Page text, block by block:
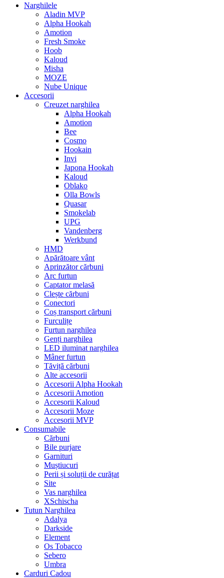
Narghilele
Aladin MVP
Alpha Hookah
Amotion
Fresh Smoke
Hoob
Kaloud
Misha
MOZE
Nube Unique
Accesorii
Creuzet narghilea
Alpha Hookah
Amotion
Bee
Cosmo
Hookain
Invi
Japona Hookah
Kaloud
Oblako
Olla Bowls
Quasar
Smokelab
UPG
Vandenberg
Werkbund
HMD
Apărătoare vânt
Aprinzător cărbuni
Arc furtun
Captator melasă
Clește cărbuni
Conectori
Coș transport cărbuni
Furculițe
Furtun narghilea
Genți narghilea
LED iluminat narghilea
Mâner furtun
Tăviță cărbuni
Alte accesorii
Accesorii Alpha Hookah
Accesorii Amotion
Accesorii Kaloud
Accesorii Moze
Accesorii MVP
Consumabile
Cărbuni
Bile purjare
Garnituri
Muștiucuri
Perii și soluții de curățat
Site
Vas narghilea
XSchischa
Tutun Narghilea
Adalya
Darkside
Element
Os Tobacco
Sebero
Umbra
Carduri Cadou